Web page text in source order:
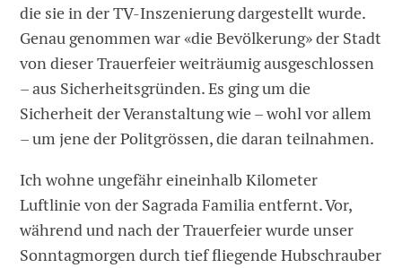
die sie in der TV-Inszenierung dargestellt wurde.
Genau genommen war «die Bevölkerung» der Stadt
von dieser Trauerfeier weiträumig ausgeschlossen
– aus Sicherheitsgründen. Es ging um die
Sicherheit der Veranstaltung wie – wohl vor allem
– um jene der Politgrössen, die daran teilnahmen.
Ich wohne ungefähr eineinhalb Kilometer
Luftlinie von der Sagrada Familia entfernt. Vor,
während und nach der Trauerfeier wurde unser
Sonntagmorgen durch tief fliegende Hubschrauber